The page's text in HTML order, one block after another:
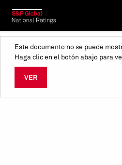
Este documento no se puede
Haga clic en el botón abajo para
VER